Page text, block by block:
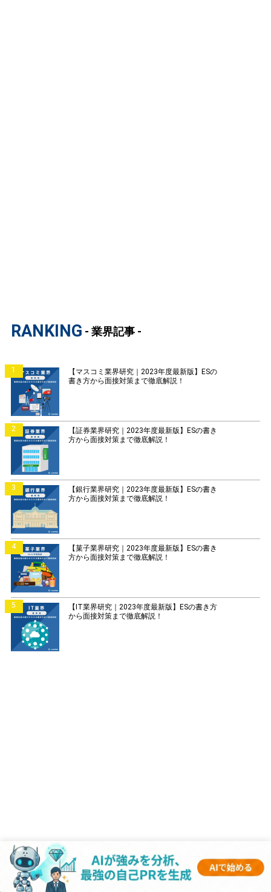
RANKING - 業界記事 -
1
【マスコミ業界研究｜2023年度最新版】ESの
書き方から面接対策まで徹底解説！
2
【証券業界研究｜2023年度最新版】ESの書き
方から面接対策まで徹底解説！
3
【銀行業界研究｜2023年度最新版】ESの書き
方から面接対策まで徹底解説！
4
【菓子業界研究｜2023年度最新版】ESの書き
方から面接対策まで徹底解説！
5
【IT業界研究｜2023年度最新版】ESの書き方
から面接対策まで徹底解説！